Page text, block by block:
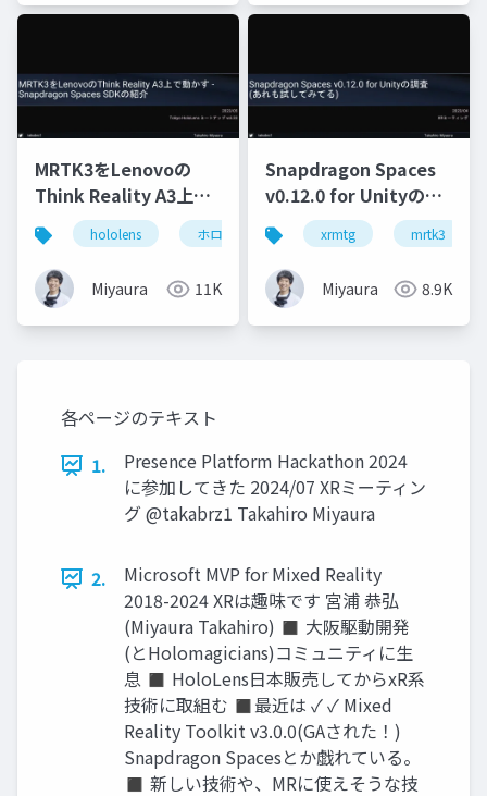
MRTK3をLenovoの
Think Reality A3上で
動かす - Snapdragon
Spaces SDKの紹介
hololens ホロマジ snapdragonspaces
Miyaura 11K
Snapdragon Spaces
v0.12.0 for Unityの調
査(あれも試してみて
る)
xrmtg mrtk3
Miyaura 8.9K
各ページのテキスト
1.
Presence Platform Hackathon 2024
に参加してきた 2024/07 XRミーティン
グ @takabrz1 Takahiro Miyaura
2.
Microsoft MVP for Mixed Reality
2018-2024 XRは趣味です 宮浦 恭弘
(Miyaura Takahiro) ◼ 大阪駆動開発
(とHolomagicians)コミュニティに生
息 ◼ HoloLens日本販売してからxR系
技術に取組む ◼最近は ✓ ✓ Mixed
Reality Toolkit v3.0.0(GAされた！)
Snapdragon Spacesとか戯れている。
◼ 新しい技術や、MRに使えそうな技